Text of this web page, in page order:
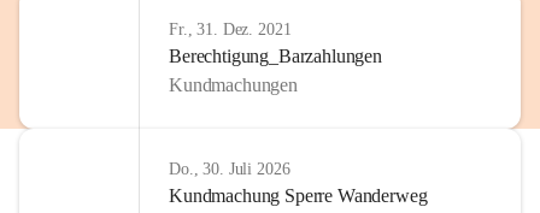
Fr., 31. Dez. 2021
Berechtigung_Barzahlungen
Kundmachungen
Do., 30. Juli 2026
Kundmachung Sperre Wanderweg